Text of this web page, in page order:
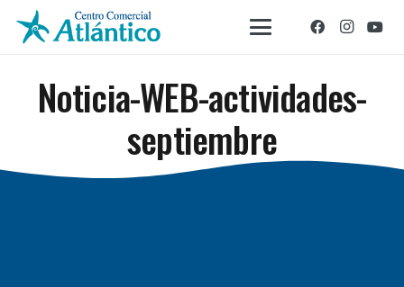
Noticia-WEB-actividades-
septiembre